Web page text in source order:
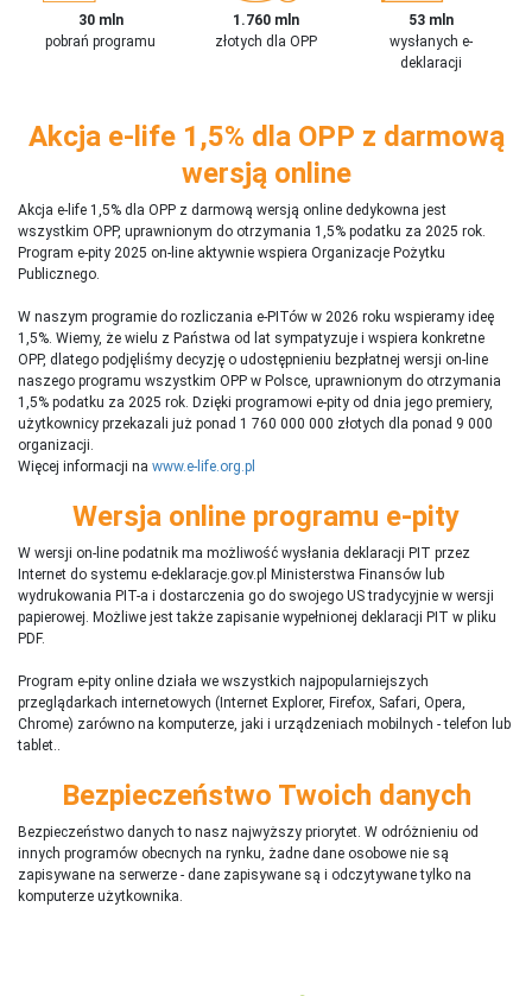
30 mln
pobrań programu
1.760 mln
złotych dla OPP
53 mln
wysłanych e-
deklaracji
Akcja e-life 1,5% dla OPP z darmową
wersją online
Akcja e-life 1,5% dla OPP z darmową wersją online dedykowna jest
wszystkim OPP, uprawnionym do otrzymania 1,5% podatku za 2025 rok.
Program e-pity 2025 on-line aktywnie wspiera Organizacje Pożytku
Publicznego.
W naszym programie do rozliczania e-PITów w 2026 roku wspieramy ideę
1,5%. Wiemy, że wielu z Państwa od lat sympatyzuje i wspiera konkretne
OPP, dlatego podjęliśmy decyzję o udostępnieniu bezpłatnej wersji on-line
naszego programu wszystkim OPP w Polsce, uprawnionym do otrzymania
1,5% podatku za 2025 rok. Dzięki programowi e-pity od dnia jego premiery,
użytkownicy przekazali już ponad 1 760 000 000 złotych dla ponad 9 000
organizacji.
Więcej informacji na www.e-life.org.pl
Wersja online programu e-pity
W wersji on-line podatnik ma możliwość wysłania deklaracji PIT przez
Internet do systemu e-deklaracje.gov.pl Ministerstwa Finansów lub
wydrukowania PIT-a i dostarczenia go do swojego US tradycyjnie w wersji
papierowej. Możliwe jest także zapisanie wypełnionej deklaracji PIT w pliku
PDF.
Program e-pity online działa we wszystkich najpopularniejszych
przeglądarkach internetowych (Internet Explorer, Firefox, Safari, Opera,
Chrome) zarówno na komputerze, jaki i urządzeniach mobilnych - telefon lub
tablet..
Bezpieczeństwo Twoich danych
Bezpieczeństwo danych to nasz najwyższy priorytet. W odróżnieniu od
innych programów obecnych na rynku, żadne dane osobowe nie są
zapisywane na serwerze - dane zapisywane są i odczytywane tylko na
komputerze użytkownika.